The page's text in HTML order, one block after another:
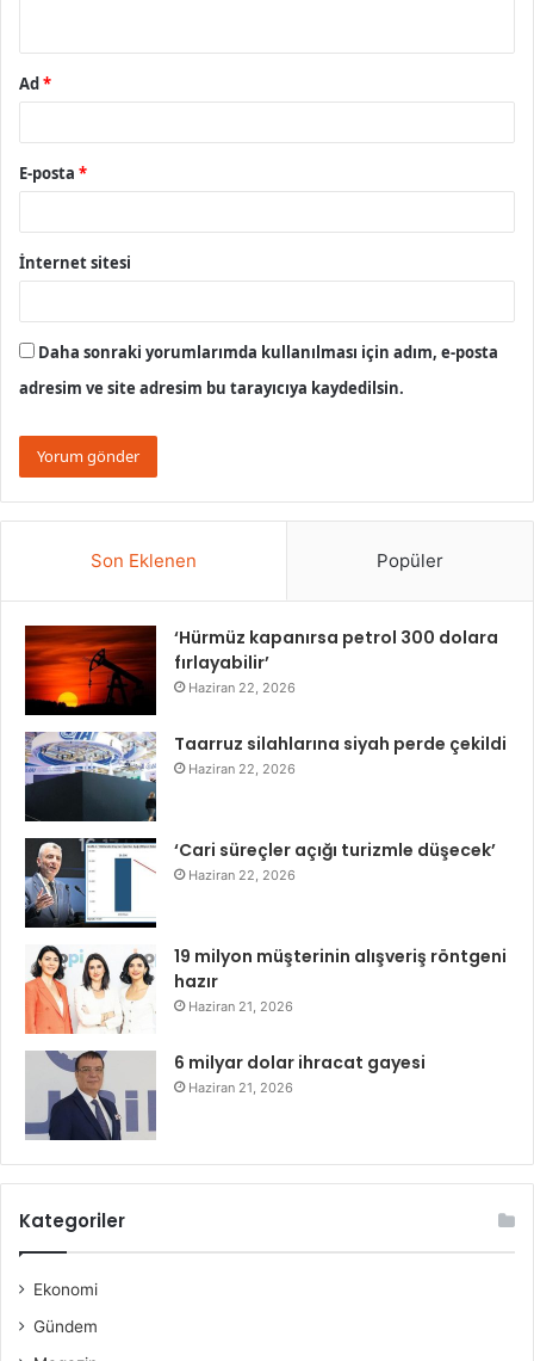
Ad*
E-posta *
İnternet sitesi
Daha sonraki yorumlarımda kullanılması için adım, e-posta
adresim ve site adresim bu tarayıcıya kaydedilsin.
Son Eklenen Popüler
‘Hürmüz kapanırsa petrol 300 dolara
fırlayabilir’
Haziran 22, 2026
Taarruz silahlarına siyah perde çekildi
Haziran 22, 2026
‘Cari süreçler açığı turizmle düşecek’
Haziran 22, 2026
19 milyon müşterinin alışveriş röntgeni
hazır
Haziran 21, 2026
6 milyar dolar ihracat gayesi
Haziran 21, 2026
Kategoriler
Ekonomi
Gündem